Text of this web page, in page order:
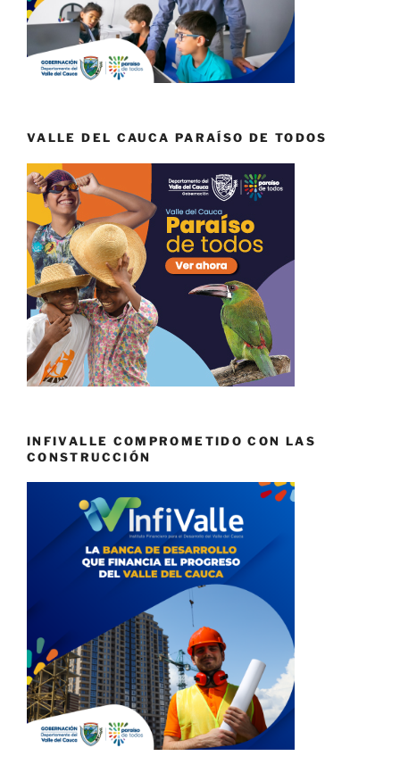
VALLE DEL CAUCA PARAÍSO DE TODOS
INFIVALLE COMPROMETIDO CON LAS
CONSTRUCCIÓN